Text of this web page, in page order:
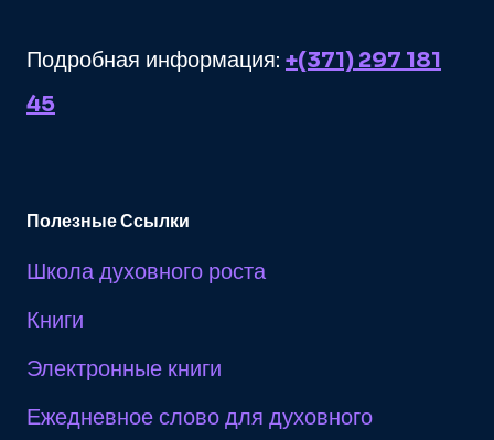
Подробная информация: +(371) 297 181
45
Полезные Ссылки
Школа духовного роста
Книги
Электронные книги
Ежедневное слово для духовного